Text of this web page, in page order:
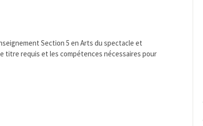
Section 5 en Arts du spectacle et
titre requis et les compétences nécessaires pour